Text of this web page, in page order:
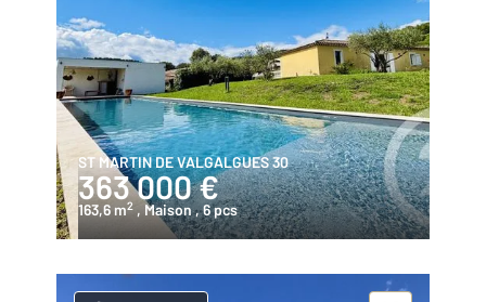
ST MARTIN DE VALGALGUES 30
363 000 €
163,6 m2 , Maison , 6 pcs